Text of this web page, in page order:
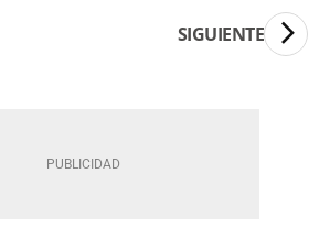
SIGUIENTE